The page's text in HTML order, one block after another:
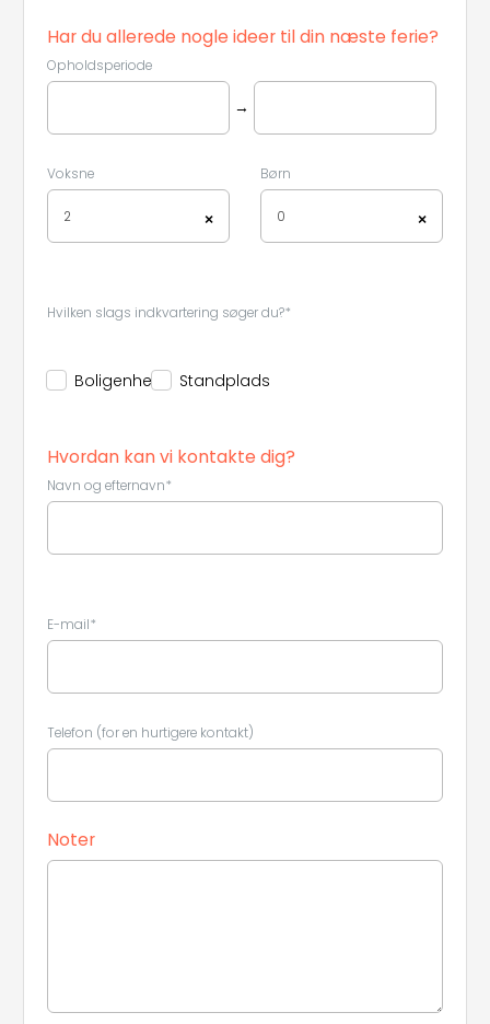
Har du allerede nogle ideer til din næste ferie?
Opholdsperiode
→
Voksne
×
2
Børn
×
0
Hvilken slags indkvartering søger du?*
Boligenhed Standplads
Hvordan kan vi kontakte dig?
Navn og efternavn*
E-mail*
Telefon (for en hurtigere kontakt)
Noter